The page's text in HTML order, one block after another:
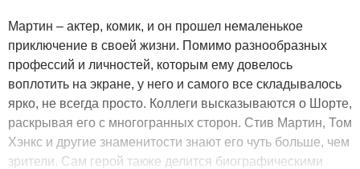
Мартин – актер, комик, и он прошел немаленькое
приключение в своей жизни. Помимо разнообразных
профессий и личностей, которым ему довелось
воплотить на экране, у него и самого все складывалось
ярко, не всегда просто. Коллеги высказываются о Шорте,
раскрывая его с многогранных сторон. Стив Мартин, Том
Хэнкс и другие знаменитости знают его чуть больше, чем
зрители. Сам герой также делится биографическими